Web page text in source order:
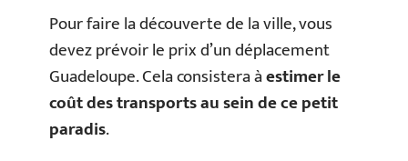
Pour faire la découverte de la ville, vous
devez prévoir le prix d’un déplacement
Guadeloupe. Cela consistera àestimer le
coût des transports au sein de ce petit
paradis.